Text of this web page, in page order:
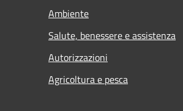
Ambiente
Salute, benessere e assistenza
Autorizzazioni
Agricoltura e pesca